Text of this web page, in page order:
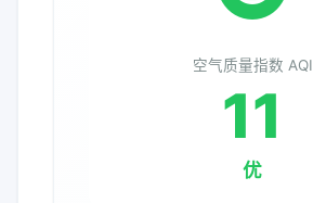
空气质量指数 AQI
11
优